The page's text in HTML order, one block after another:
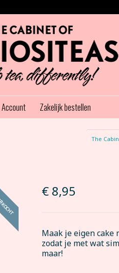
Account Zakelijk bestellen
The
€ 8,95
Maak je eigen cake
zodat je met wat
maar!